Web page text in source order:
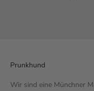
Prunkhund
Wir sind eine Münchner